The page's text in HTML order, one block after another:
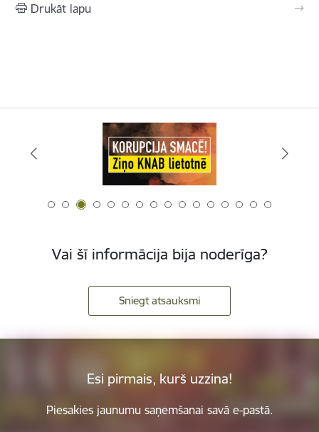
Drukāt lapu
Vai šī informācija bija noderīga?
Sniegt atsauksmi
Esi pirmais, kurš uzzina!
Piesakies jaunumu saņemšanai savā e-pastā.